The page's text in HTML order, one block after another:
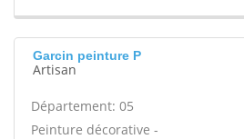
Garcin peinture P
Artisan
Département: 05
Peinture décorative -